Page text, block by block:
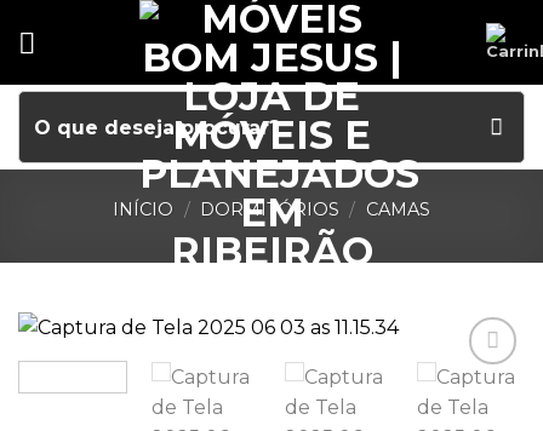
INÍCIO / DORMITÓRIOS / CAMAS